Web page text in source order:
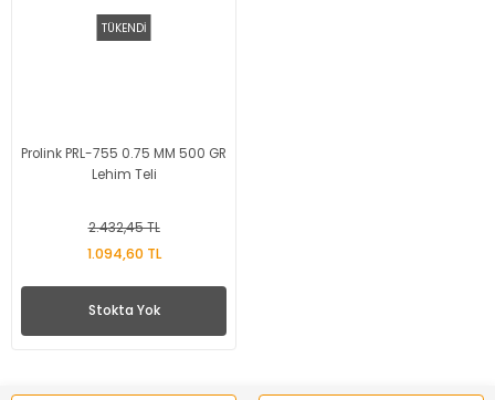
TÜKENDİ
Prolink PRL-755 0.75 MM 500 GR
Lehim Teli
2.432,45 TL
1.094,60 TL
Stokta Yok